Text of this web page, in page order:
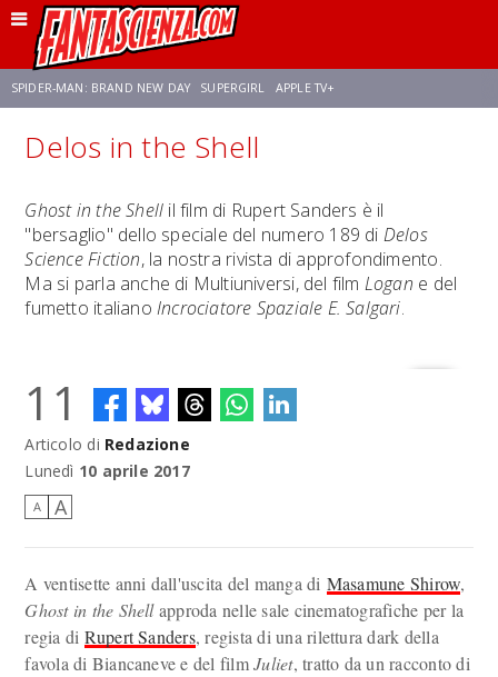
SPIDER-MAN: BRAND NEW DAY SUPERGIRL APPLE TV+
FRANCO RICCIARDIELLO ZENDAYA STAR TREK
NETFLIX SADIE SINK STAR TREK: STRANGE NEW WORLDS
Delos in the Shell
Ghost in the Shell il film di Rupert Sanders è il
"bersaglio" dello speciale del numero 189 di Delos
Science Fiction, la nostra rivista di approfondimento.
Ma si parla anche di Multiuniversi, del film Logan e del
fumetto italiano Incrociatore Spaziale E. Salgari.
11
Articolo di Redazione
Lunedì 10 aprile 2017
A A
A ventisette anni dall'uscita del manga di Masamune Shirow,
Ghost in the Shellapproda nelle sale cinematografiche per la
regia di Rupert Sanders, regista di una rilettura dark della
favola di Biancaneve e del filmJuliet, tratto da un racconto di